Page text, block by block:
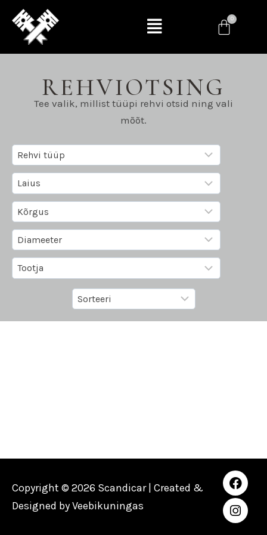
REHVIOTSING
Tee valik, millist tüüpi rehvi otsid ning vali
mõõt.
Copyright © 2026 Scandicar | Created &
Designed byVeebikuningas